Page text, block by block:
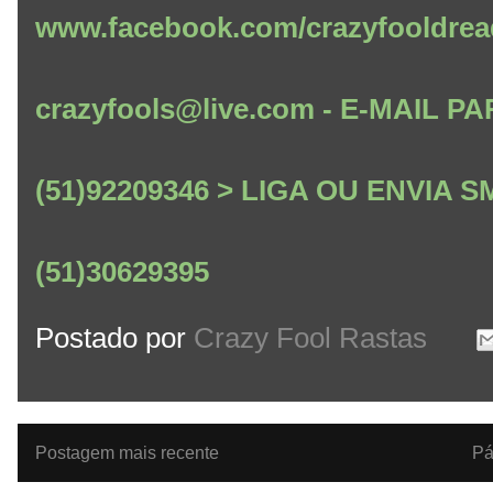
www.facebook.com/
crazyfools@live.com - E-MAIL
(51)92209346 > LIGA OU ENVIA
(51)30629395
Postado por Crazy Fool Rastas
Postagem mais recente